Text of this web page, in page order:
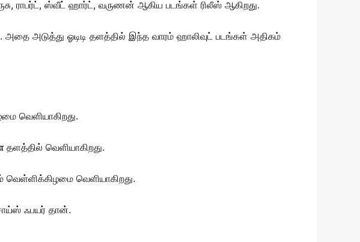
ராபர்ட், ஸ்வீட் ஹார்ட், வருணன் ஆகிய படங்கள் ரிலீஸ் ஆகிறது.
அதை அடுத்து ஓடிடி தளத்தில் இந்த வாரம் ஹாலிவுட் படங்கள் அதிகம்
வெளியாகிறது.
தளத்தில் வெளியாகிறது.
வெளியாகிறது.
ஃபயர் தான்.